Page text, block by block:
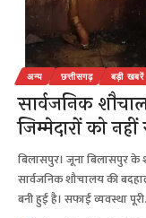
अन्य छत्तीसगढ़ बड़ी खबरें
सार्वजनिक
जिम्मेदारों को
बिलासपुर। जूना बिलासपुर
सार्वजनिक शौचालय की
बनी हुई है। सफाई व्यवस्था